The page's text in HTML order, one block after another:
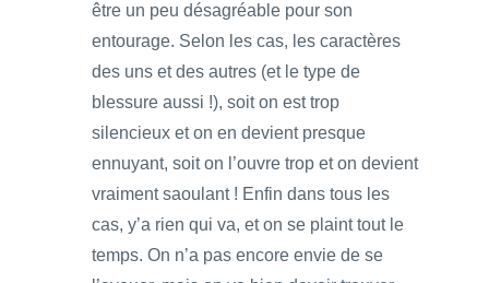
être un peu désagréable pour son
entourage. Selon les cas, les caractères
des uns et des autres (et le type de
blessure aussi !), soit on est trop
silencieux et on en devient presque
ennuyant, soit on l’ouvre trop et on devient
vraiment saoulant ! Enfin dans tous les
cas, y’a rien qui va, et on se plaint tout le
temps. On n’a pas encore envie de se